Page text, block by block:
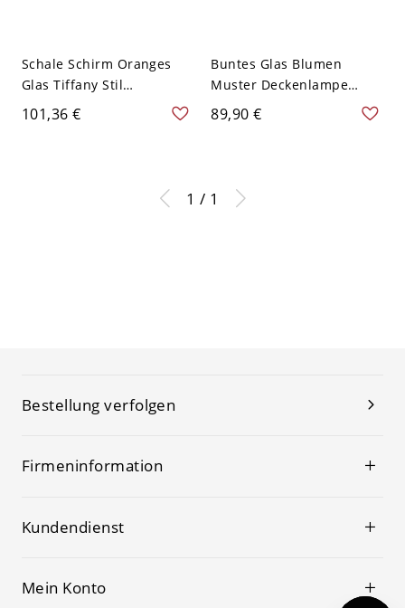
Schale Schirm Oranges
Glas Tiffany Stil
Deckenlampe Blumen
Muster 4-Birne
101,36 €
Buntes Glas Blumen
Muster Deckenlampe
Tiffany Stil Schale Schirm
4-Birne Deckenleuchte -
89,90 €
1 / 1
Bestellung verfolgen
Firmeninformation
Kundendienst
Mein Konto